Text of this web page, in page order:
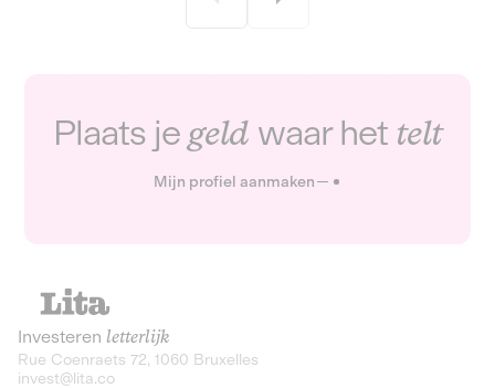
Plaats je geld waar het telt
Mijn profiel aanmaken
Investeren letterlijk
Rue Coenraets 72, 1060 Bruxelles
invest@lita.co